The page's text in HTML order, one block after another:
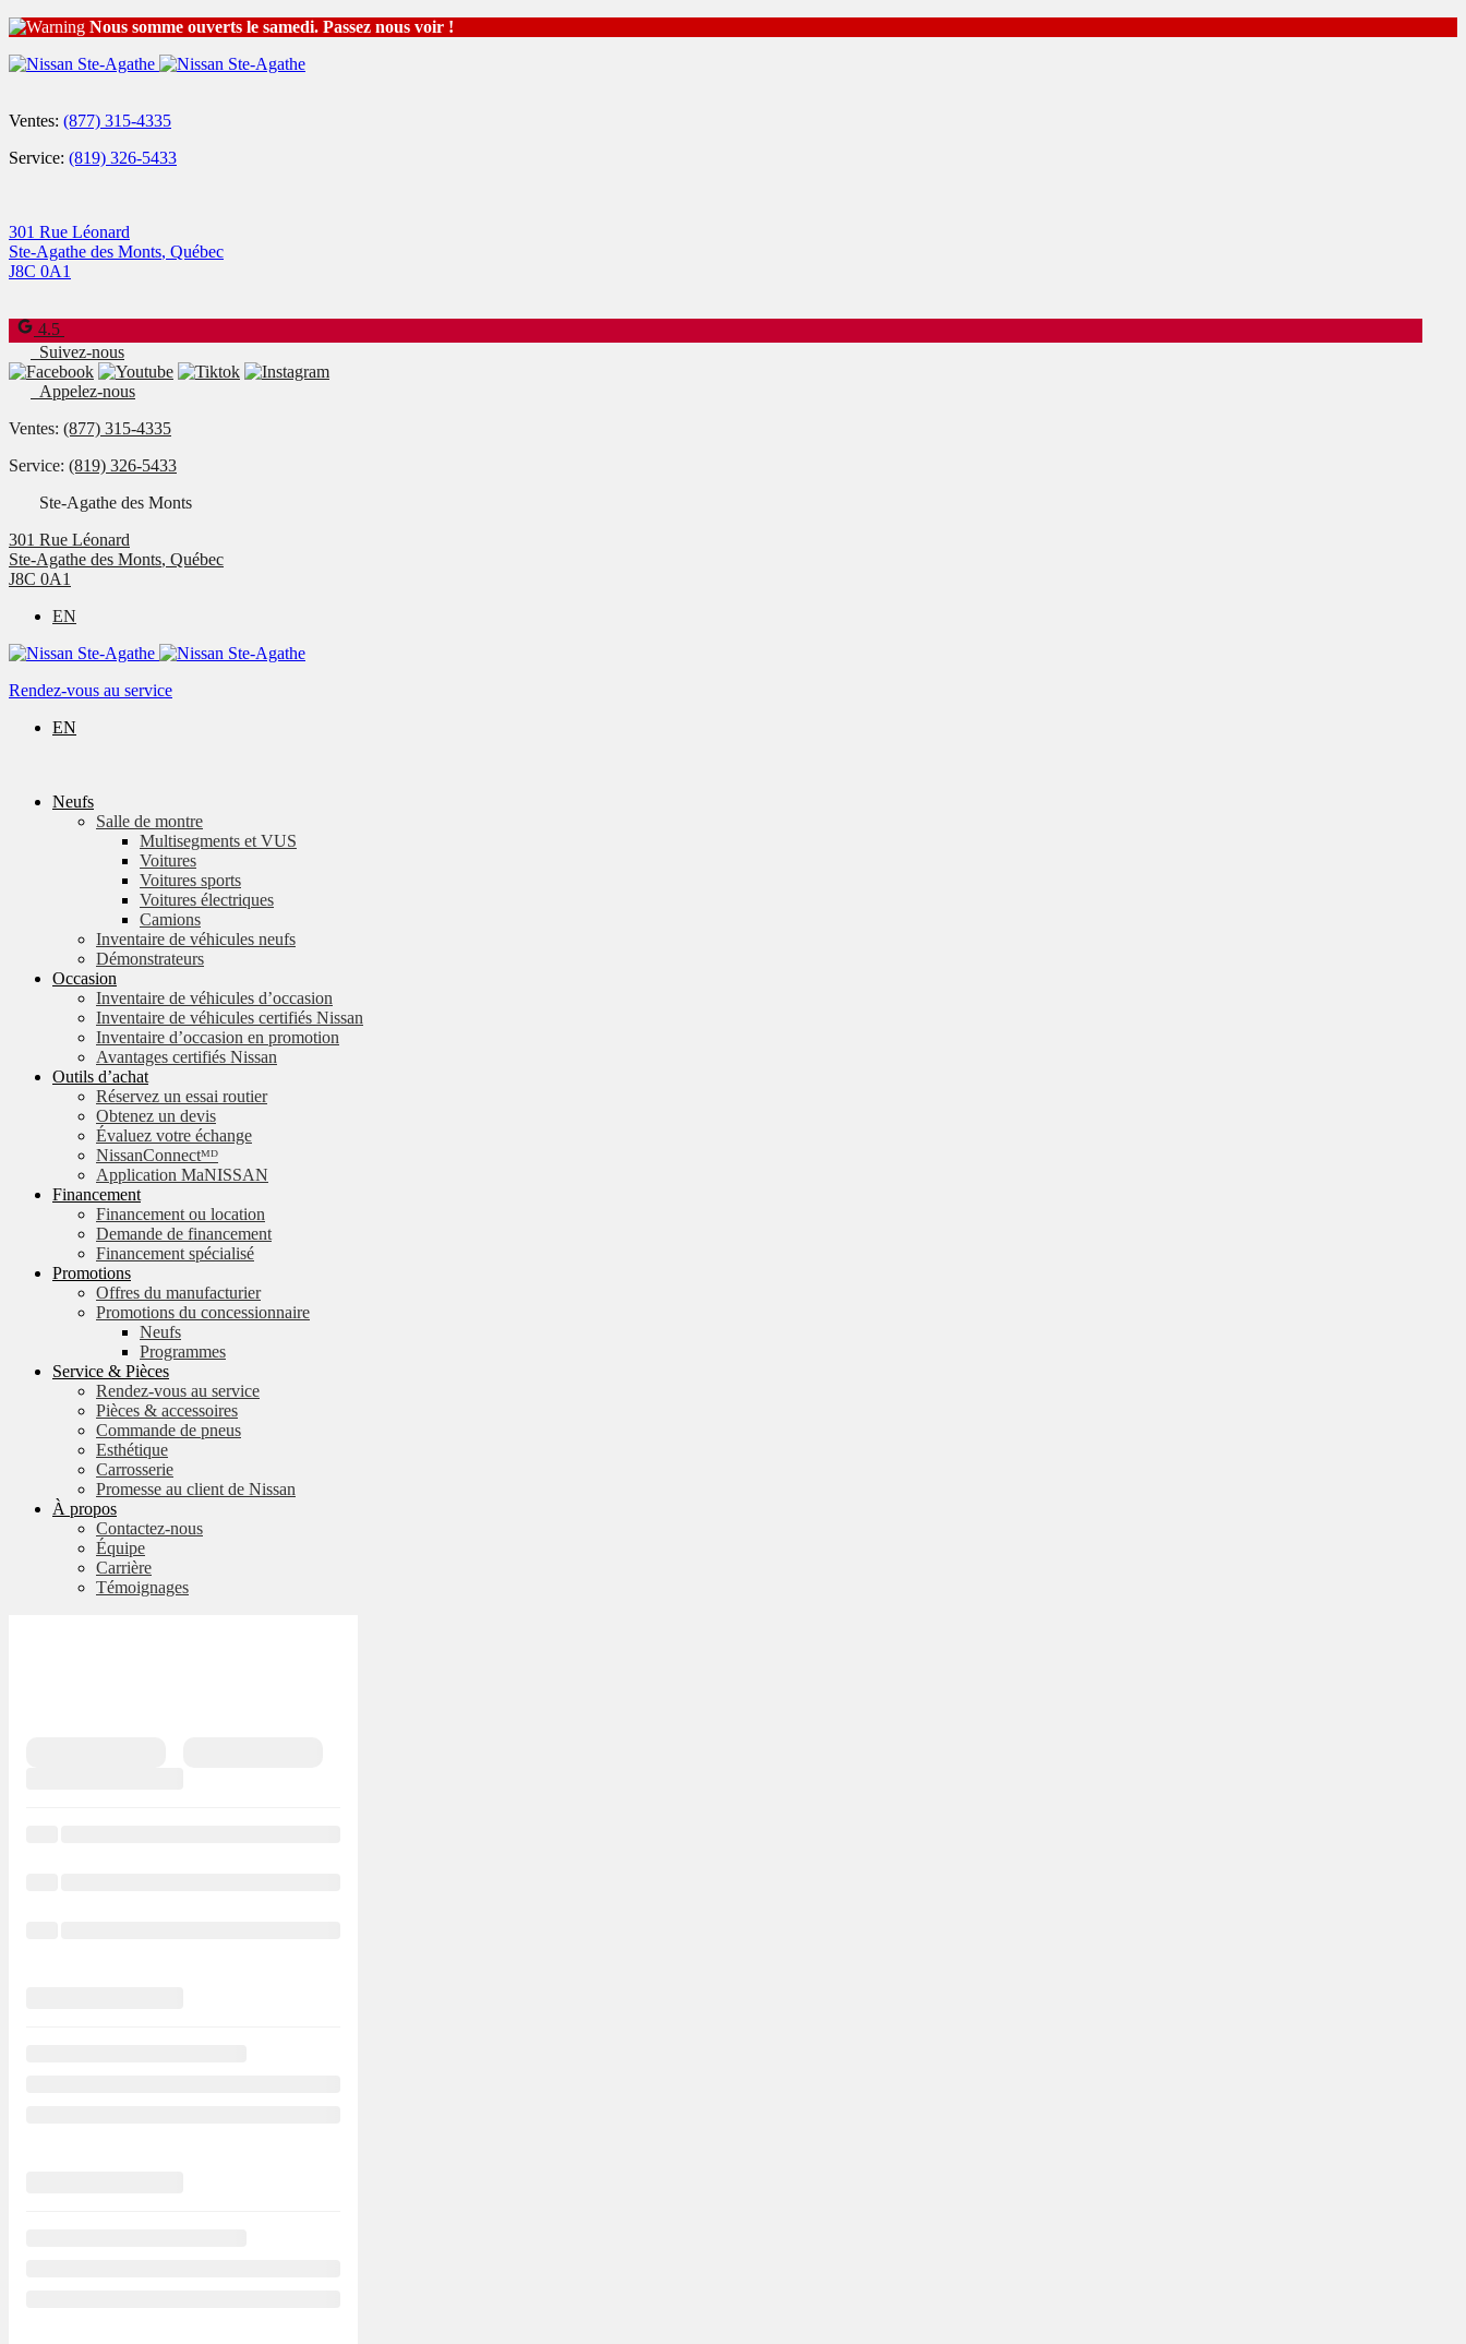
Nous somme ouverts le samedi. Passez nous voir !
Ventes: (877) 315-4335
Service: (819) 326-5433
301 Rue Léonard
Ste-Agathe des Monts, Québec
J8C 0A1
4.5
Suivez-nous
Appelez-nous
Ventes: (877) 315-4335
Service: (819) 326-5433
Ste-Agathe des Monts
301 Rue Léonard
Ste-Agathe des Monts, Québec
J8C 0A1
EN
Rendez-vous au service
EN
Neufs
Salle de montre
Multisegments et VUS
Voitures
Voitures sports
Voitures électriques
Camions
Inventaire de véhicules neufs
Démonstrateurs
Occasion
Inventaire de véhicules d’occasion
Inventaire de véhicules certifiés Nissan
Inventaire d’occasion en promotion
Avantages certifiés Nissan
Outils d’achat
Réservez un essai routier
Obtenez un devis
Évaluez votre échange
NissanConnectᴹᴰ
Application MaNISSAN
Financement
Financement ou location
Demande de financement
Financement spécialisé
Promotions
Offres du manufacturier
Promotions du concessionnaire
Neufs
Programmes
Service & Pièces
Rendez-vous au service
Pièces & accessoires
Commande de pneus
Esthétique
Carrosserie
Promesse au client de Nissan
À propos
Contactez-nous
Équipe
Carrière
Témoignages